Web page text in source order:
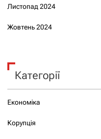
Листопад 2024
Жовтень 2024
Категорії
Економіка
Корупція